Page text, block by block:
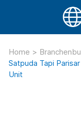
Home >
Satpuda Tapi
Unit